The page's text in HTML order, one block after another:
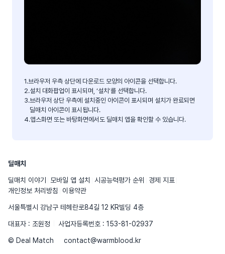
1.브라우저 우측 상단에 다운로드 모양의 아이콘을 선택합니다.
2.설치 대화팝업이 표시되며, ‘설치’를 선택합니다.
3.브라우저 상단 우측에 설치중인 아이콘이 표시되며 설치가 완료되면
딜매치 아이콘이 표시됩니다.
4.앱스화면 또는 바탕화면에서도 딜매치 앱을 확인할 수 있습니다.
딜매치
딜매치 이야기 모바일 앱 설치 시공능력평가 순위
경제 지표
개인정보 처리방침
이용약관
서울특별시 강남구 테헤란로84길 12 KR빌딩 4층
대표자 : 조원정 사업자등록번호 : 153-81-02937
© Deal Match contact@warmblood.kr